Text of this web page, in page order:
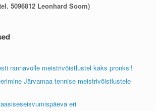
5096812 Leonhard Soom)
rannavolle meistrivõistlustel kaks pronksi!
Järvamaa tennise meistrivõistlustele
eri